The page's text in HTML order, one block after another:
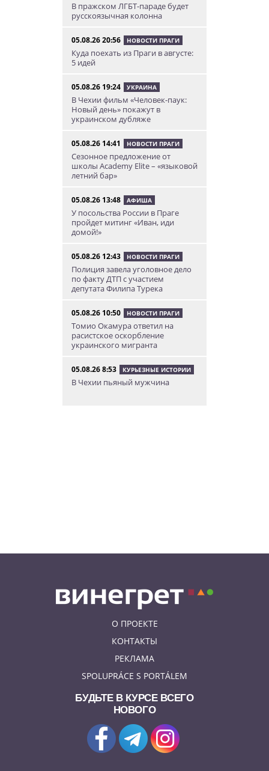
В пражском ЛГБТ-параде будет
русскоязычная колонна
05.08.26 20:56 НОВОСТИ ПРАГИ
Куда поехать из Праги в августе:
5 идей
05.08.26 19:24 УКРАИНА
В Чехии фильм «Человек-паук:
Новый день» покажут в
украинском дубляже
05.08.26 14:41 НОВОСТИ ПРАГИ
Сезонное предложение от
школы Academy Elite – «языковой
летний бар»
05.08.26 13:48 АФИША
У посольства России в Праге
пройдет митинг «Иван, иди
домой!»
05.08.26 12:43 НОВОСТИ ПРАГИ
Полиция завела уголовное дело
по факту ДТП с участием
депутата Филипа Турека
05.08.26 10:50 НОВОСТИ ПРАГИ
Томио Окамура ответил на
расистское оскорбление
украинского мигранта
05.08.26 8:53 КУРЬЕЗНЫЕ ИСТОРИИ
В Чехии пьяный мужчина
О ПРОЕКТЕ
КОНТАКТЫ
РЕКЛАМА
SPOLUPRÁCE S PORTÁLEM
БУДЬТЕ В КУРСЕ ВСЕГО
НОВОГО